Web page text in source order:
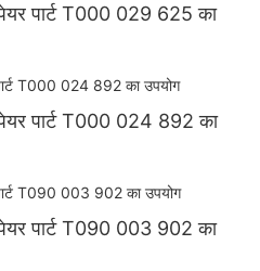
पार्ट T000 029 625 का
पार्ट T000 024 892 का
पार्ट T090 003 902 का